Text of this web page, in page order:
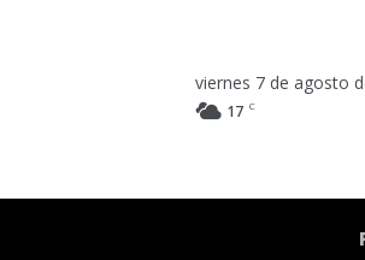
viernes 7 de agosto
17 C